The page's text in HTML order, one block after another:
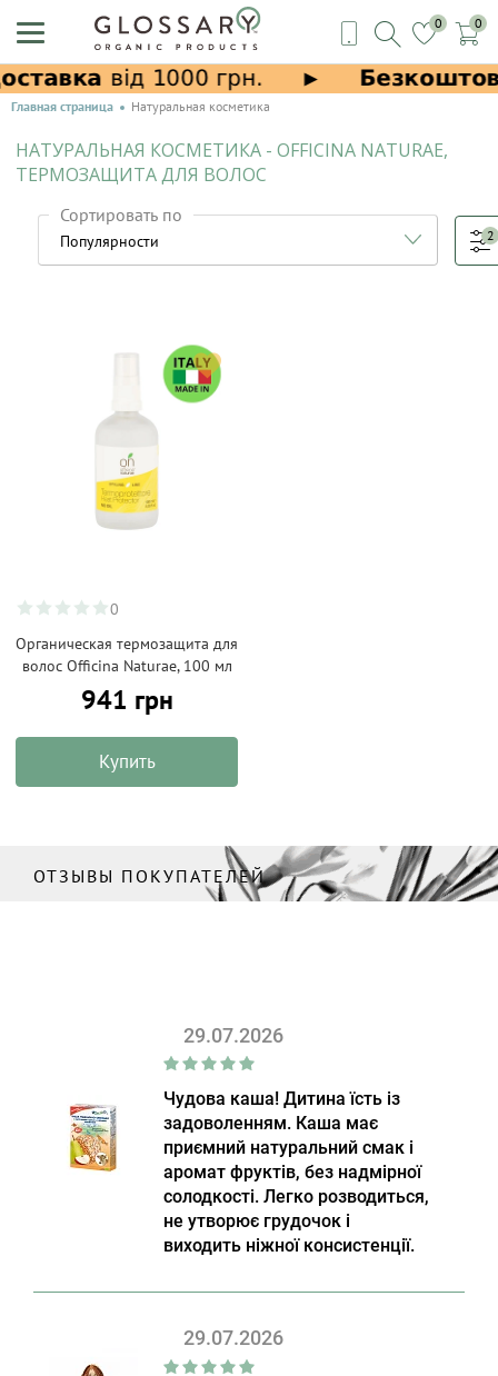
0 0
Главная страница Натуральная косметика
НАТУРАЛЬНАЯ КОСМЕТИКА - OFFICINA NATURAE,
ТЕРМОЗАЩИТА ДЛЯ ВОЛОС
Сортировать по
2
0
Органическая термозащита для
волос Officina Naturae, 100 мл
941 грн
Купить
ОТЗЫВЫ ПОКУПАТЕЛЕЙ
29.07.2026
Чудова каша! Дитина їсть із
задоволенням. Каша має
приємний натуральний смак і
аромат фруктів, без надмірної
солодкості. Легко розводиться,
не утворює грудочок і
виходить ніжної консистенції.
29.07.2026